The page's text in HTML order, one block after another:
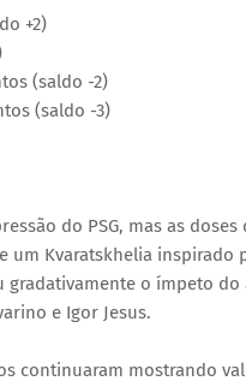
+2)
(saldo -2)
(saldo -3)
do PSG, mas as
um Kvaratskhelia inspirado
o ímpeto
e Igor Jesus.
continuaram mostrando